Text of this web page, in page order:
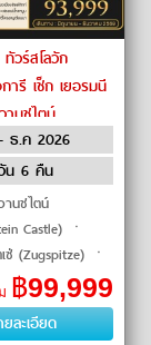
ทัวร์สโลวัก
ารี เช็ก เยอรมนี
นชไตน์
Airways
ธ.ค 2026
น 6 คืน
านชไตน์
Castle) ㆍ
ซ่ (Zugspitze) ㆍ
ท์ (Hallstatt) ㆍ สะ
Bridge) ㆍ
฿99,999
ละเอียด